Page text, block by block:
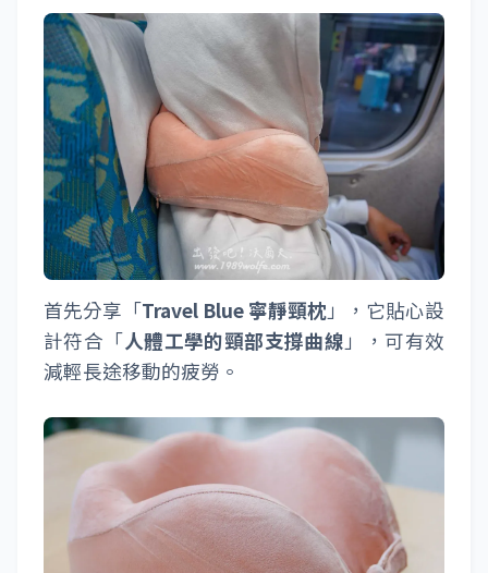
首先分享「Travel Blue 寧靜頸枕 」，它貼心設
計符合「人體工學的頸部支撐曲線 」，可有效
減輕長途移動的疲勞。